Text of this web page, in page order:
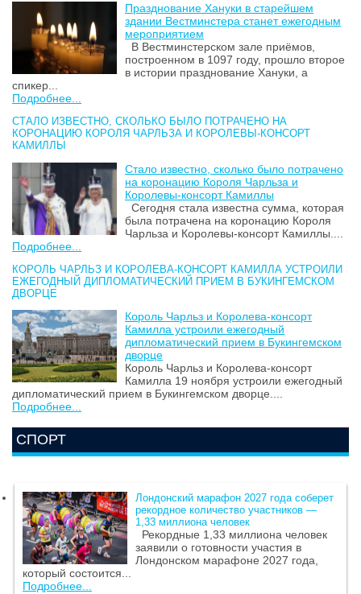
Празднование Хануки в старейшем
здании Вестминстера станет ежегодным
мероприятием
В Вестминстерском зале приёмов,
построенном в 1097 году, прошло второе
в истории празднование Хануки, а
спикер...
Подробнее...
СТАЛО ИЗВЕСТНО, СКОЛЬКО БЫЛО ПОТРАЧЕНО НА
КОРОНАЦИЮ КОРОЛЯ ЧАРЛЬЗА И КОРОЛЕВЫ-КОНСОРТ
КАМИЛЛЫ
Стало известно, сколько было потрачено
на коронацию Короля Чарльза и
Королевы-консорт Камиллы
Сегодня стала известна сумма, которая
была потрачена на коронацию Короля
Чарльза и Королевы-консорт Камиллы....
Подробнее...
КОРОЛЬ ЧАРЛЬЗ И КОРОЛЕВА-КОНСОРТ КАМИЛЛА УСТРОИЛИ
ЕЖЕГОДНЫЙ ДИПЛОМАТИЧЕСКИЙ ПРИЕМ В БУКИНГЕМСКОМ
ДВОРЦЕ
Король Чарльз и Королева-консорт
Камилла устроили ежегодный
дипломатический прием в Букингемском
дворце
Король Чарльз и Королева-консорт
Камилла 19 ноября устроили ежегодный
дипломатический прием в Букингемском дворце....
Подробнее...
СПОРТ
Лондонский марафон 2027 года соберет
рекордное количество участников —
1,33 миллиона человек
Рекордные 1,33 миллиона человек
заявили о готовности участия в
Лондонском марафоне 2027 года,
который состоится...
Подробнее...